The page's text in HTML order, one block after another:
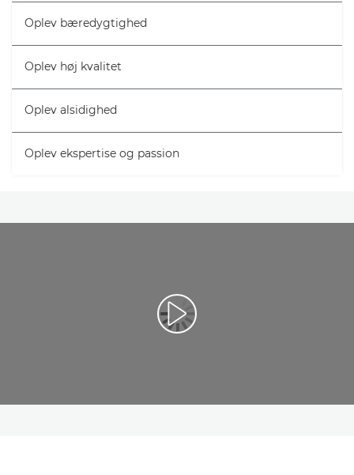
Oplev bæredygtighed
Oplev høj kvalitet
Oplev alsidighed
Oplev ekspertise og passion
Afspil video